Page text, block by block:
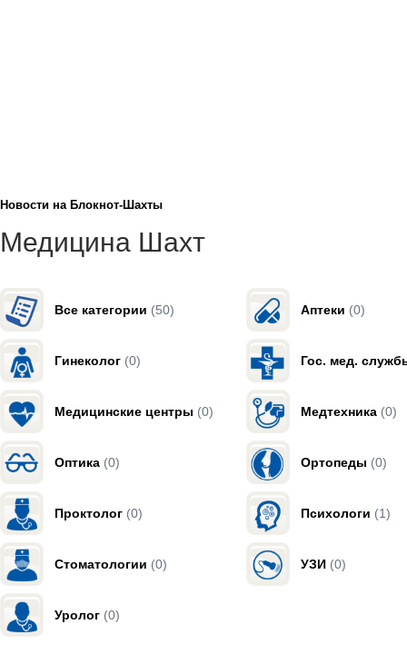
Новости на Блoкнoт-Шахты
Медицина Шахт
Все категории (50) Аптеки (0)
Гинеколог (0) Гос. мед.
Медицинские центры (0) Медтехника (0)
Оптика (0) Ортопеды (0)
Проктолог (0) Психологи (1)
Стоматологии (0) УЗИ (0)
Уролог (0)